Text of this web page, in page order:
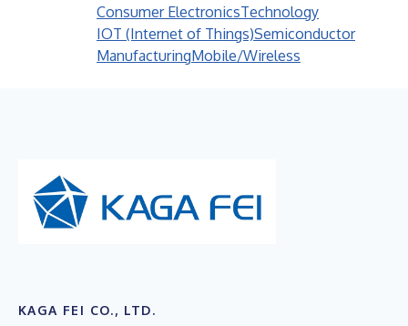
Consumer ElectronicsTechnology
IOT (Internet of Things)Semiconductor
ManufacturingMobile/Wireless
KAGA FEI CO., LTD.